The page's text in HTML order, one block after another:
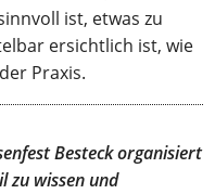
ist, etwas zu
ersichtlich ist, wie
Praxis.
Besteck organisiert
zu wissen und